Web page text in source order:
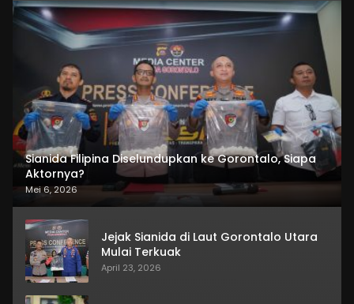
Sianida Filipina Diselundupkan ke Gorontalo, Siapa
Aktornya?
Mei 6, 2026
Jejak Sianida di Laut Gorontalo Utara
Mulai Terkuak
April 23, 2026